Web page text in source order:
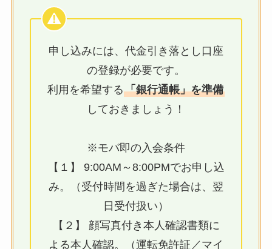
申し込みには、代金引き落とし口座
の登録が必要です。
利用を希望する 「銀行通帳」を準備
しておきましょう！
※モバ即の入会条件
【１】 9:00AM～8:00PMでお申し込
み。（受付時間を過ぎた場合は、翌
日受付扱い）
【２】 顔写真付き本人確認書類に
よる本人確認。（運転免許証／マイ